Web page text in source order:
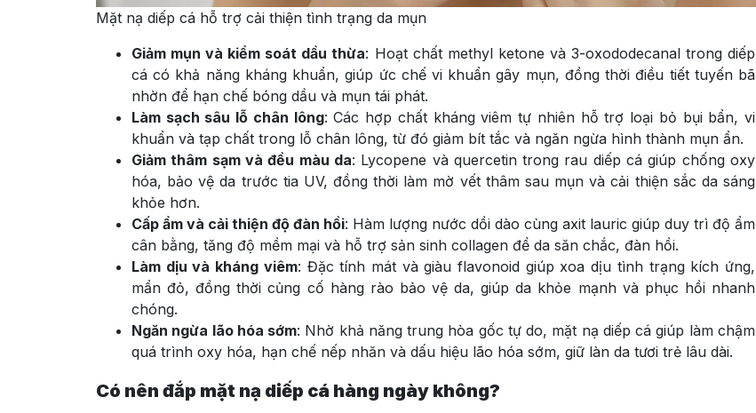
Mặt nạ diếp cá hỗ trợ cải thiện tình trạng da mụn
Giảm mụn và kiểm soát dầu thừa: Hoạt chất methyl ketone và 3-oxododecanal trong diếp
cá có khả năng kháng khuẩn, giúp ức chế vi khuẩn gây mụn, đồng thời điều tiết tuyến bã
nhờn để hạn chế bóng dầu và mụn tái phát.
Làm sạch sâu lỗ chân lông: Các hợp chất kháng viêm tự nhiên hỗ trợ loại bỏ bụi bẩn, vi
khuẩn và tạp chất trong lỗ chân lông, từ đó giảm bít tắc và ngăn ngừa hình thành mụn ẩn.
Giảm thâm sạm và đều màu da: Lycopene và quercetin trong rau diếp cá giúp chống oxy
hóa, bảo vệ da trước tia UV, đồng thời làm mờ vết thâm sau mụn và cải thiện sắc da sáng
khỏe hơn.
Cấp ẩm và cải thiện độ đàn hồi: Hàm lượng nước dồi dào cùng axit lauric giúp duy trì độ ẩm
cân bằng, tăng độ mềm mại và hỗ trợ sản sinh collagen để da săn chắc, đàn hồi.
Làm dịu và kháng viêm: Đặc tính mát và giàu flavonoid giúp xoa dịu tình trạng kích ứng,
mẩn đỏ, đồng thời củng cố hàng rào bảo vệ da, giúp da khỏe mạnh và phục hồi nhanh
chóng.
Ngăn ngừa lão hóa sớm: Nhờ khả năng trung hòa gốc tự do, mặt nạ diếp cá giúp làm chậm
quá trình oxy hóa, hạn chế nếp nhăn và dấu hiệu lão hóa sớm, giữ làn da tươi trẻ lâu dài.
Có nên đắp mặt nạ diếp cá hàng ngày không?